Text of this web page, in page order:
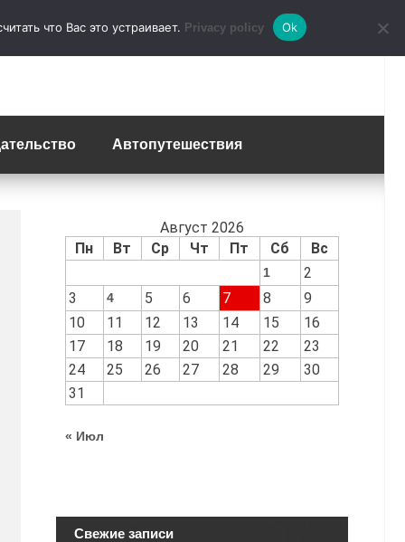
Автопутешествия
Август 2026
Пн
Вт Ср Чт Пт Сб Вс
1
2
3
4 5 6 7 8
9
10
11 12 13 14 15
16
17
18 19 20 21 22
23
24
25 26 27 28 29
30
31
« Июл
Свежие записи
что Вас это устраивает. Privacy policy Ok